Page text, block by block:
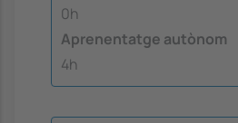
0h
Aprenentatge autònom
4h